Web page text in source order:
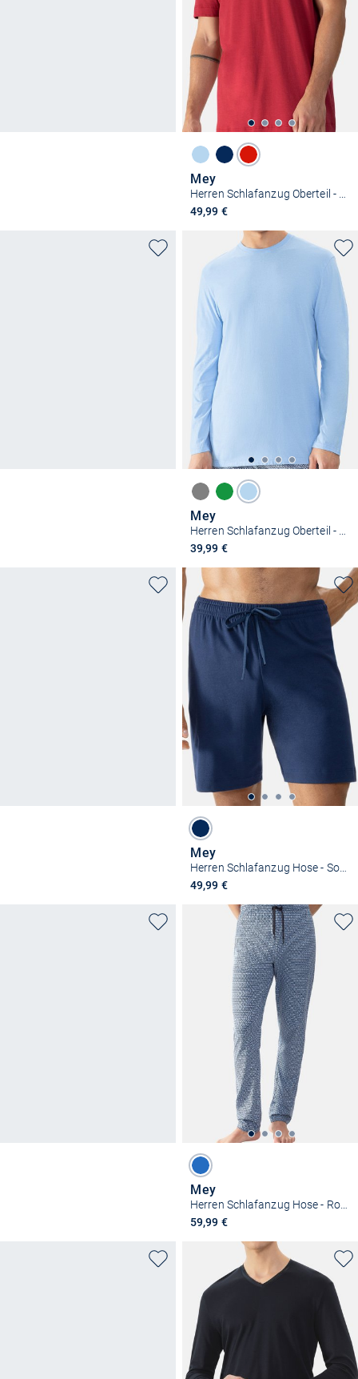
Mey
49,99 €
Mey
39,99 €
Mey
Herren Schlafanzug Hose - Solid Night
49,99 €
Mey
Herren Schlafanzug Hose - Round Geo
59,99 €